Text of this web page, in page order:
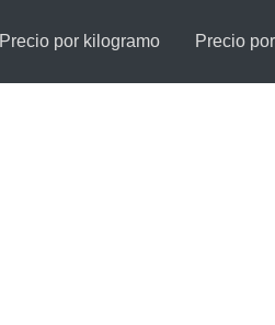
Precio por kilogramo Precio